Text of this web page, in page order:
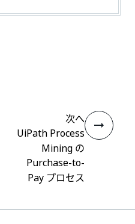
次へ
UiPath Process
Mining の
Purchase-to-
Pay プロセス